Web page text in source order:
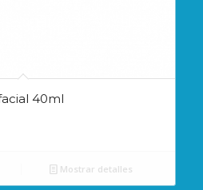
40ml
Mostrar detalles